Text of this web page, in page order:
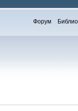
Форум